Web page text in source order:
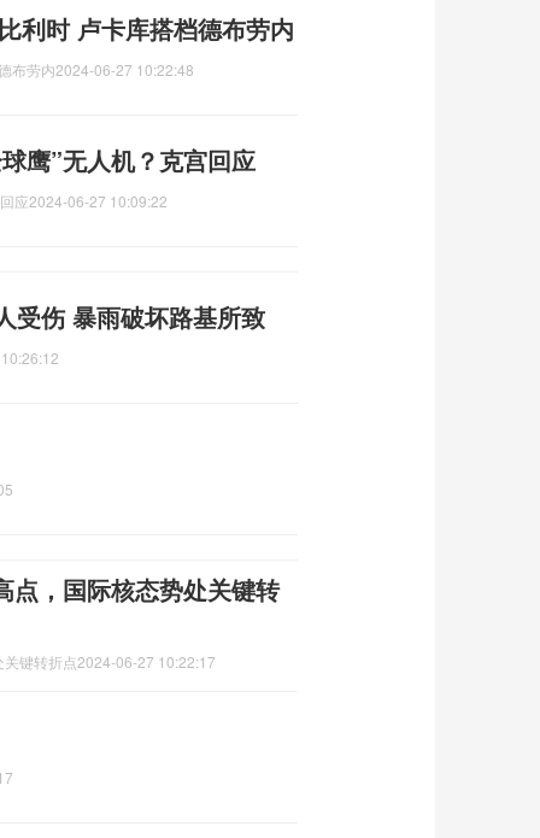
利时 卢卡库搭档德布劳内
布劳内2024-06-27 10:22:48
鹰”无人机？克宫回应
应2024-06-27 10:09:22
受伤 暴雨破坏路基所致
点，国际核态势处关键转
键转折点2024-06-27 10:22:17